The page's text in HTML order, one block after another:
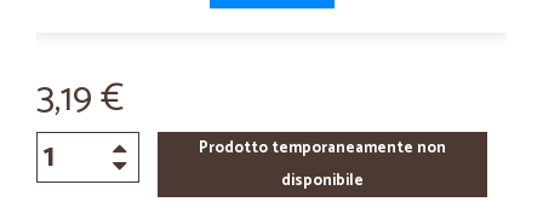
3,19 €
Prodotto temporaneamente non
disponibile